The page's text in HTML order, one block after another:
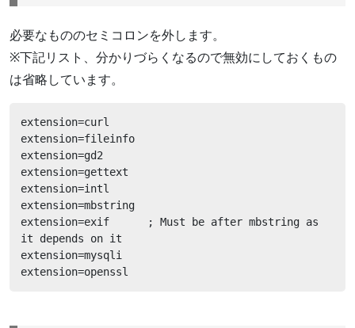
必要なもののセミコロンを外します。
※下記リスト、分かりづらくなるので無効にしておくもの
は省略しています。
extension=curl
extension=fileinfo
extension=gd2
extension=gettext
extension=intl
extension=mbstring
extension=exif      ; Must be after mbstring as
it depends on it
extension=mysqli
extension=openssl